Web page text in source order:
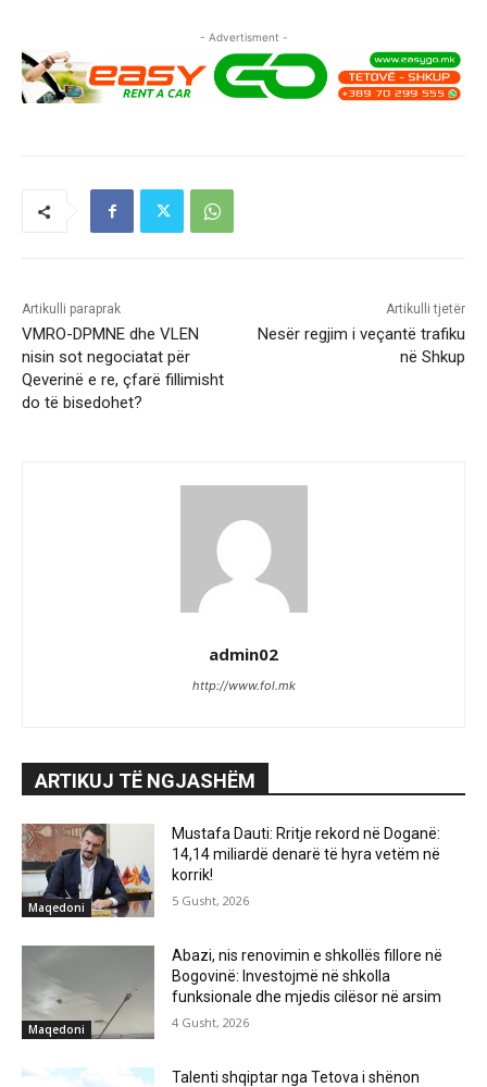
- Advertisment -
Artikulli paraprak
VMRO-DPMNE dhe VLEN
nisin sot negociatat për
Qeverinë e re, çfarë fillimisht
do të bisedohet?
Artikulli tjetër
Nesër regjim i veçantë trafiku
në Shkup
admin02
http://www.fol.mk
ARTIKUJ TË NGJASHËM
Maqedoni
Mustafa Dauti: Rritje rekord në Doganë:
14,14 miliardë denarë të hyra vetëm në
korrik!
5 Gusht, 2026
Maqedoni
Abazi, nis renovimin e shkollës fillore në
Bogovinë: Investojmë në shkolla
funksionale dhe mjedis cilësor në arsim
4 Gusht, 2026
Talenti shqiptar nga Tetova i shënon